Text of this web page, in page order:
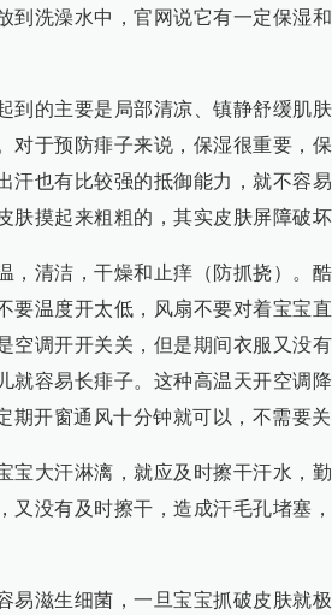
到洗澡水中，官网说它有一定保湿
到的主要是局部清凉、镇静舒缓肌
对于预防痱子来说，保湿很重要，
也有比较强的抵御能力，就不容易
摸起来粗粗的，其实皮肤屏障破坏
，清洁，干燥和止痒（防抓挠）。
要温度开太低，风扇不要对着宝宝
空调开开关关，但是期间衣服又没
就容易长痱子。这种高温天开空调
开窗通风十分钟就可以，不需要关
宝大汗淋漓，就应及时擦干汗水，勤
又没有及时擦干，造成汗毛孔堵塞
易滋生细菌，一旦宝宝抓破皮肤就